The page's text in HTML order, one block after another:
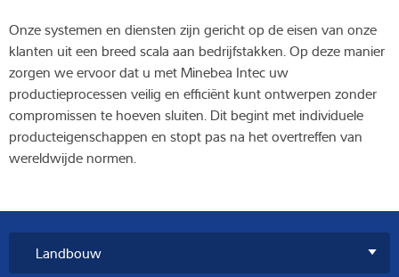
Onze systemen en diensten zijn gericht op de eisen van onze
klanten uit een breed scala aan bedrijfstakken. Op deze manier
zorgen we ervoor dat u met Minebea Intec uw
productieprocessen veilig en efficiënt kunt ontwerpen zonder
compromissen te hoeven sluiten. Dit begint met individuele
producteigenschappen en stopt pas na het overtreffen van
wereldwijde normen.